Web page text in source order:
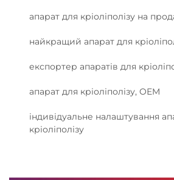
апарат для кріоліполізу на
найкращий апарат для
експортер апаратів для
апарат для кріоліполізу, OEM
індивідуальне налаштування
кріоліполізу